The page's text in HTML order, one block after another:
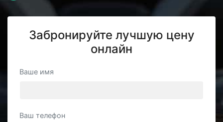
Забронируйте лучшую цену
онлайн
Ваше имя
Ваш телефон